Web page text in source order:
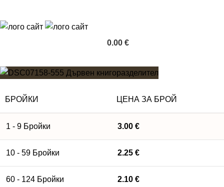
0.00 €
БРОЙКИ ЦЕНА ЗА БРОЙ
1 - 9 Бройки 3.00 €
10 - 59 Бройки 2.25 €
60 - 124 Бройки 2.10 €